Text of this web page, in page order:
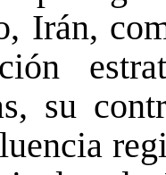
Irán,
su